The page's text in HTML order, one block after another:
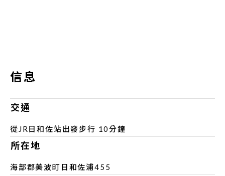
信息
交通
從JR日和佐站出發步行 10分鐘
所在地
海部郡美波町日和佐浦455